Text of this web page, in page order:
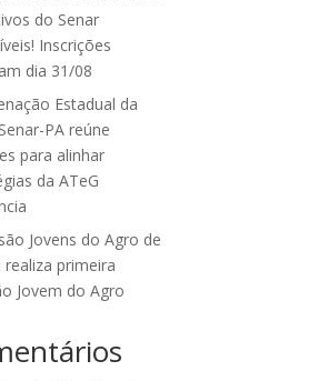
do Senar
Inscrições
dia 31/08
Estadual da
PA reúne
para alinhar
da ATeG
Jovens do Agro de
realiza primeira
Jovem do Agro